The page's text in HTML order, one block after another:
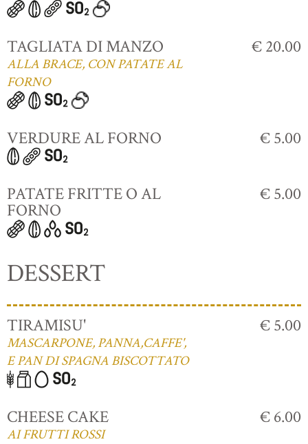
TAGLIATA DI MANZO
ALLA BRACE, CON PATATE AL
FORNO
€ 20.00
VERDURE AL FORNO € 5.00
PATATE FRITTE O AL
FORNO
€ 5.00
DESSERT
TIRAMISU'
MASCARPONE, PANNA,CAFFE',
E PAN DI SPAGNA BISCOTTATO
€ 5.00
CHEESE CAKE
AI FRUTTI ROSSI
€ 6.00